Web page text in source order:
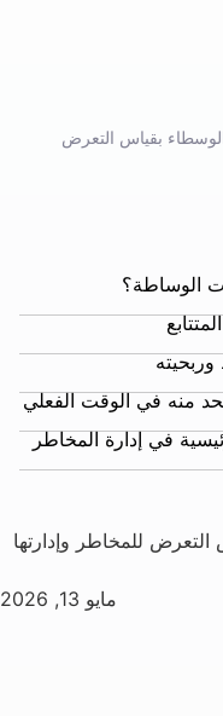
بقياس التعرض
الوساطة؟
منه في الوقت الفعلي
في إدارة المخاطر
للمخاطر وإدارتها
مايو 13, 2026